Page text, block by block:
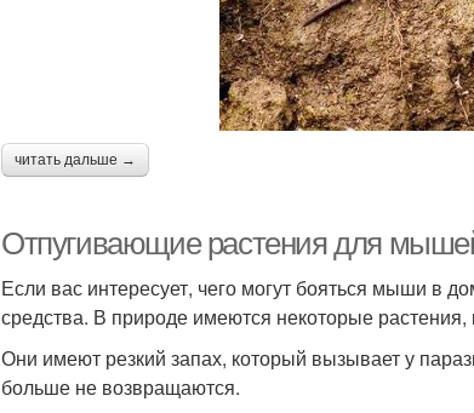
читать дальше →
Отпугивающие растения для
Если вас интересует, чего могут бояться мыши в
средства. В природе имеются некоторые
Они имеют резкий запах, который вызывает у
больше не возвращаются.